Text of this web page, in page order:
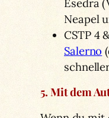
Esedra
Neapel
CSTP 4
Salerno
5. Mit dem